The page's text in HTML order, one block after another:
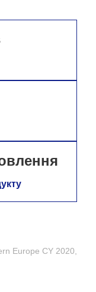
Europe CY 2020,